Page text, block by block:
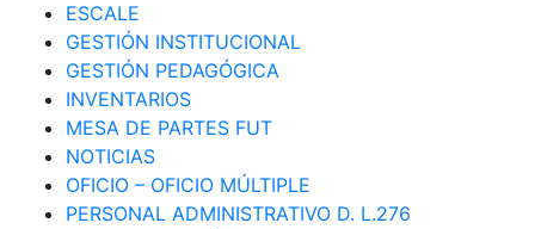
ESCALE
GESTIÓN INSTITUCIONAL
GESTIÓN PEDAGÓGICA
INVENTARIOS
MESA DE PARTES FUT
NOTICIAS
OFICIO – OFICIO MÚLTIPLE
PERSONAL ADMINISTRATIVO D. L.276